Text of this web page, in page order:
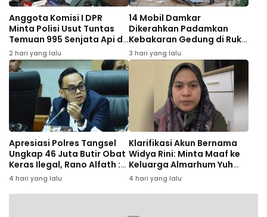
Anggota Komisi I DPR
Minta Polisi Usut Tuntas
Temuan 995 Senjata Api di
Sekolah Swasta Jaksel
2 hari yang lalu
14 Mobil Damkar
Dikerahkan Padamkan
Kebakaran Gedung di Ruko
Central Cikini
3 hari yang lalu
Apresiasi Polres Tangsel
Ungkap 46 Juta Butir Obat
Keras Ilegal, Rano Alfath :
Bukti Tetap Profesional
Jalankan Tugas
4 hari yang lalu
Klarifikasi Akun Bernama
Widya Rini: Minta Maaf ke
Keluarga Almarhum Yuh
Rizal dan Instansi
4 hari yang lalu